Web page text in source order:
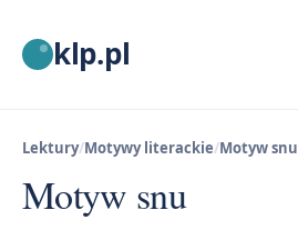
klp.pl
Lektury/Motywy literackie/Motyw snu
Motyw snu